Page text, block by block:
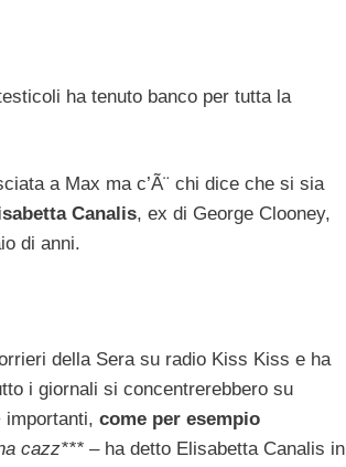
ha tenuto banco per tutta la
a Max ma c’Ã¨ chi dice che si sia
Canalis, ex di George Clooney,
di anni.
della Sera su radio Kiss Kiss e ha
i giornali si concentrerebbero su
importanti, come per esempio
cazz*** – ha detto Elisabetta Canalis in